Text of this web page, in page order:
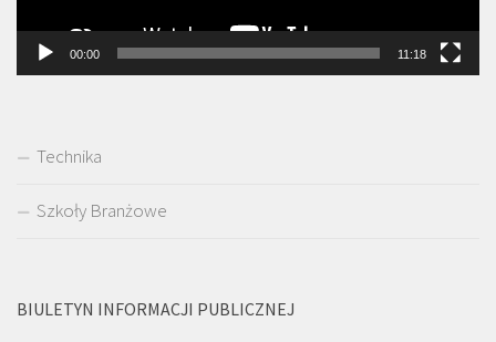
00:00 11:18
Technika
Szkoły Branżowe
BIULETYN INFORMACJI PUBLICZNEJ